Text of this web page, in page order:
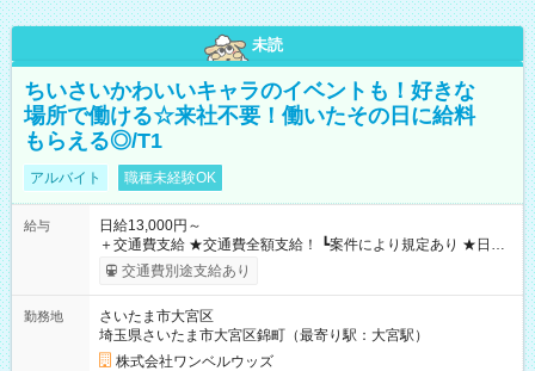
未読
ちいさいかわいいキャラのイベントも！好きな
場所で働ける☆来社不要！働いたその日に給料
もらえる◎/T1
アルバイト 職種未経験OK
給与
日給13,000円～
＋交通費支給 ★交通費全額支給！ ┗案件により規定あり ★日払
いOK！（規定あり） ┗働いたその日に現金GET♪ お仕事後はコ
ンビニATMから 日払い分を引き落とせます！ 【試用期間】試
交通費別途支給あり
勤務地
さいたま市大宮区
埼玉県さいたま市大宮区錦町（最寄り駅：大宮駅）
株式会社ワンベルウッズ